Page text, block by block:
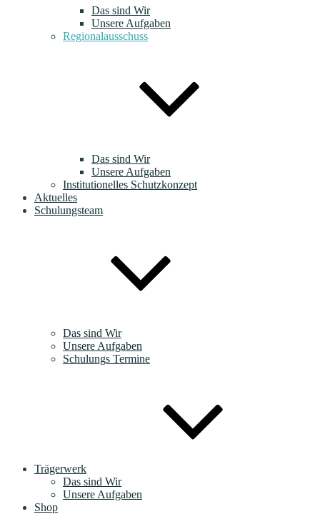
Das sind Wir
Unsere Aufgaben
Regionalausschuss
Das sind Wir
Unsere Aufgaben
Institutionelles Schutzkonzept
Aktuelles
Schulungsteam
Das sind Wir
Unsere Aufgaben
Schulungs Termine
Trägerwerk
Das sind Wir
Unsere Aufgaben
Shop